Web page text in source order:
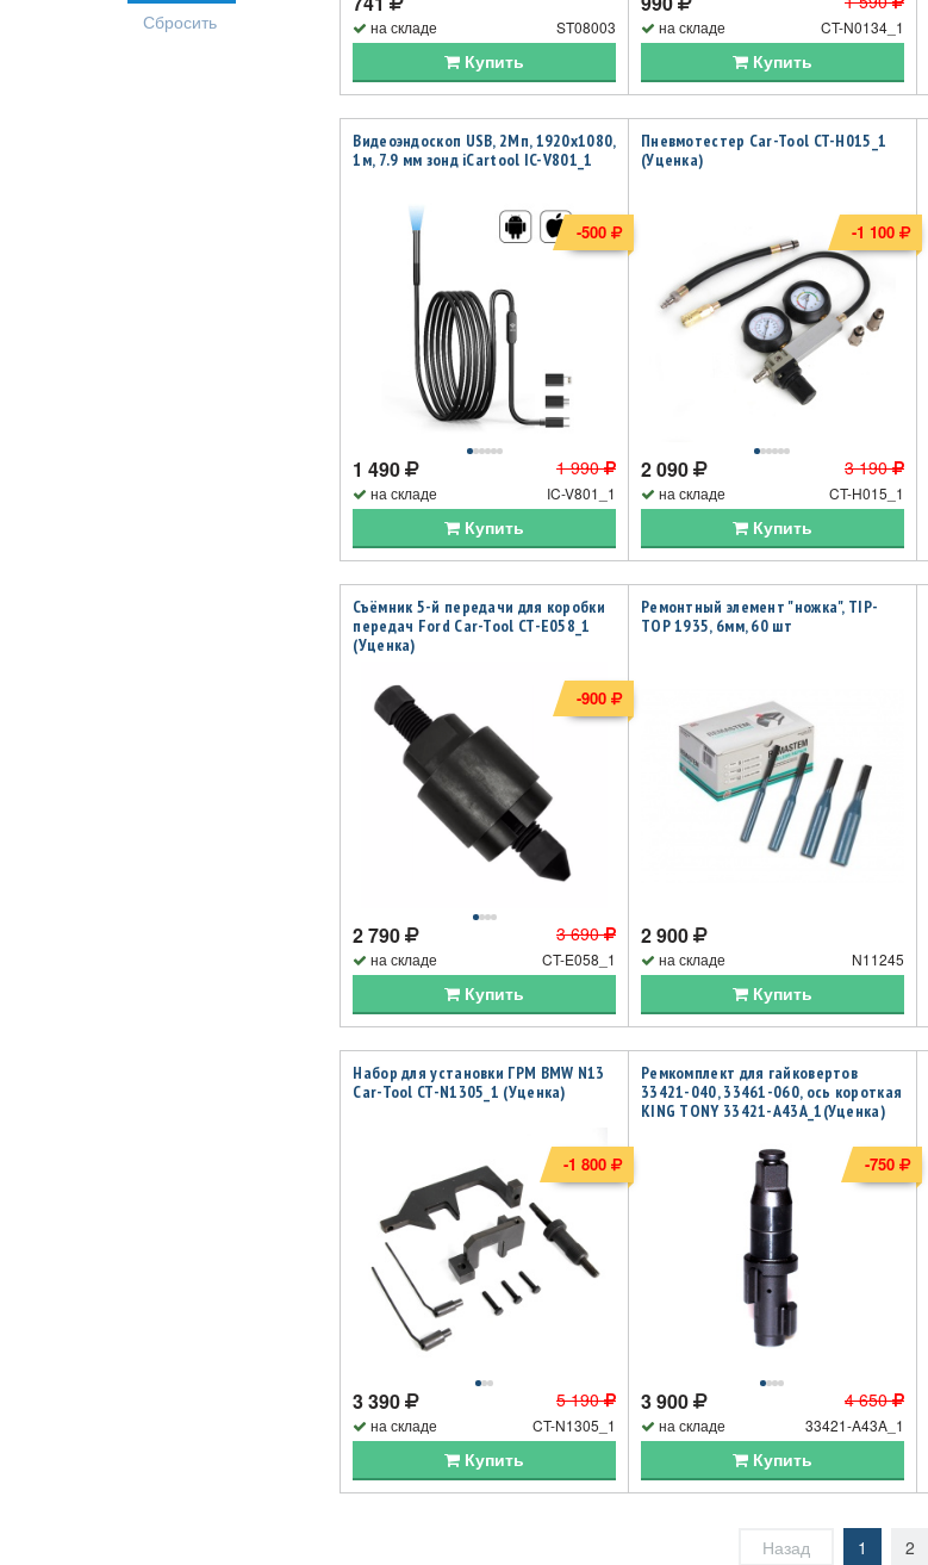
на складе ST08003
Купить
на складе CT-N0134_1
Купить
Видеоэндоскоп USB, 2Мп, 1920x1080,
1м, 7.9 мм зонд iCartool IC-V801_1
1 990
1 490
на складе IC-V801_1
Купить
-500
Пневмотестер Car-Tool CT-H015_1
(Уценка)
3 190
2 090
на складе CT-H015_1
Купить
-1 100
Съёмник 5-й передачи для коробки
передач Ford Car-Tool CT-E058_1
(Уценка)
3 690
2 790
на складе CT-E058_1
Купить
-900
Ремонтный элемент "ножка", TIP-
TOP 1935, 6мм, 60 шт
2 900
на складе N11245
Купить
Набор для установки ГРМ BMW N13
Car-Tool CT-N1305_1 (Уценка)
5 190
3 390
на складе CT-N1305_1
Купить
-1 800
Ремкомплект для гайковертов
33421-040, 33461-060, ось короткая
KING TONY 33421-A43A_1(Уценка)
4 650
3 900
на складе 33421-A43A_1
Купить
-750
Назад 1 2